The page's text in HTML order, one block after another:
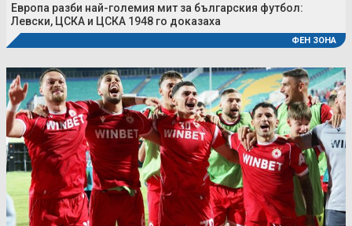
Европа разби най-големия мит за българския футбол:
Левски, ЦСКА и ЦСКА 1948 го доказаха
ФЕН ЗОНА